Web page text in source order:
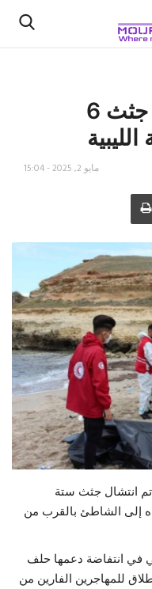
الهلال الأحمر: انتشال جثث 6
مايو 2, 2025 - 15:04
تم انتشال جثث ستة
إلى الشاطئ بالقرب من
في انتفاضة دعمها حلف
عام 2011، نقطة انطلاق للمهاجرين الفارين من